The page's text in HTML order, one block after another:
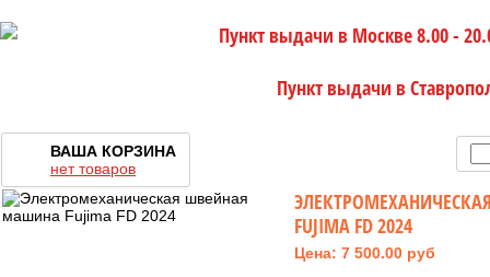
Пункт выдачи в Москве 8.00 -
Пункт выдачи в
ВАША КОРЗИНА
нет товаров
FUJIMA FD 2024
Цена: 7 500.00 руб